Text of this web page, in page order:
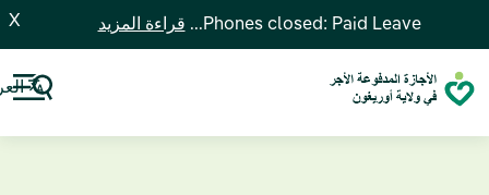
Phones closed: Paid Leave... قراءة المزيد X